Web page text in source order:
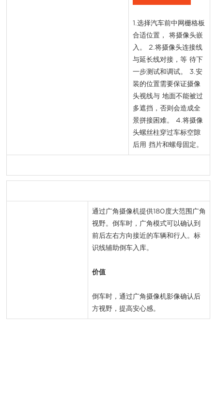
1.选择汽车前中网栅格板
合适位置， 将摄像头嵌
入。 2.将摄像头连接线
与延长线对接，等 待下
一步测试和调试。 3.安
装的位置需要保证摄像
头视线与 地面不能被过
多遮挡，否则会造成全
景拼接困难。 4.将摄像
头螺丝柱穿过车标空隙
后用 挡片和螺母固定。
通过广角摄像机提供180度大范围广角
视野。倒车时，广角模式可以确认到
前后左右方向接近的车辆和行人。标
识线辅助倒车入库。
价值
倒车时，通过广角摄像机影像确认后
方视野，提高安心感。